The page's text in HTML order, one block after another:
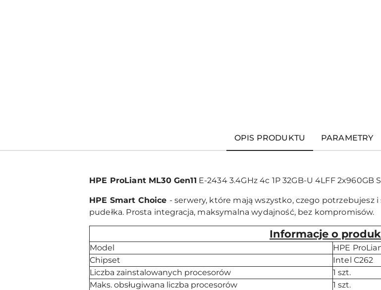
OPIS PRODUKTU PARAMETRY
HPE ProLiant ML30 Gen11 E-2434 3.4GHz 4c 1P 32GB-U 4LFF 2x960GB
HPE Smart Choice - serwery, które mają wszystko, czego potrzebujesz
pudełka. Prosta integracja, maksymalna wydajność, bez kompromisów.
Informacje o
Model
HPE
Chipset
Intel C262
Liczba zainstalowanych procesorów
1 szt.
Maks. obsługiwana liczba procesorów
1 szt.